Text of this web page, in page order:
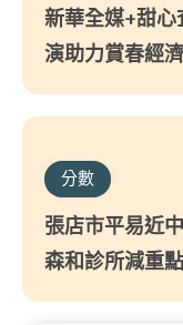
新華全媒+甜心
演助力賞春經
分數
張店市平易近
森和診所減重